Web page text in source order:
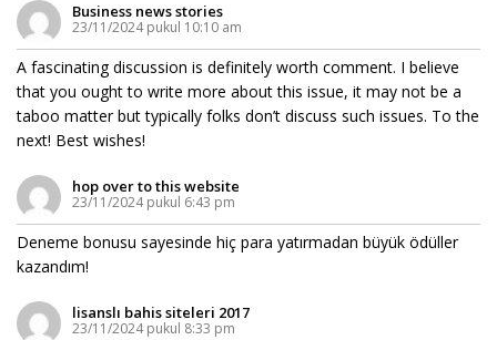
Business news stories
23/11/2024 pukul 10:10 am
A fascinating discussion is definitely worth comment. I believe
that you ought to write more about this issue, it may not be a
taboo matter but typically folks don’t discuss such issues. To the
next! Best wishes!
hop over to this website
23/11/2024 pukul 6:43 pm
Deneme bonusu sayesinde hiç para yatırmadan büyük ödüller
kazandım!
lisanslı bahis siteleri 2017
23/11/2024 pukul 8:33 pm